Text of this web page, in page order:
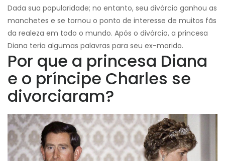
Dada sua popularidade; no entanto, seu divórcio ganhou as
manchetes e se tornou o ponto de interesse de muitos fãs
da realeza em todo o mundo. Após o divórcio, a princesa
Diana teria algumas palavras para seu ex-marido.
Por que a princesa Diana
e o príncipe Charles se
divorciaram?